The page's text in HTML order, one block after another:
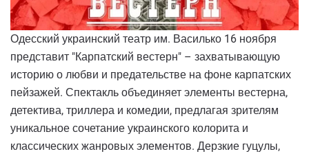
Одесский украинский театр им. Василько 16 ноября
представит "Карпатский вестерн" – захватывающую
историю о любви и предательстве на фоне карпатских
пейзажей. Спектакль объединяет элементы вестерна,
детектива, триллера и комедии, предлагая зрителям
уникальное сочетание украинского колорита и
классических жанровых элементов. Дерзкие гуцулы,